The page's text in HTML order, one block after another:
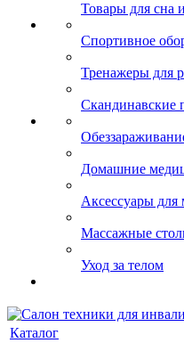
Товары для сна
Спортивное
Тренажеры для
Скандинавские
Домашние
Аксессуары для
Массажные
Уход за телом
Каталог